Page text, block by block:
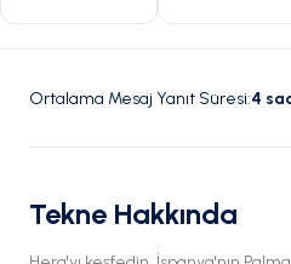
Ortalama Mesaj Yanıt Süresi:4
Tekne Hakkında